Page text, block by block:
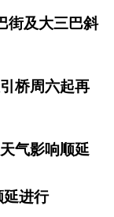
街及大三巴斜
桥周六起再
气影响顺延
延进行